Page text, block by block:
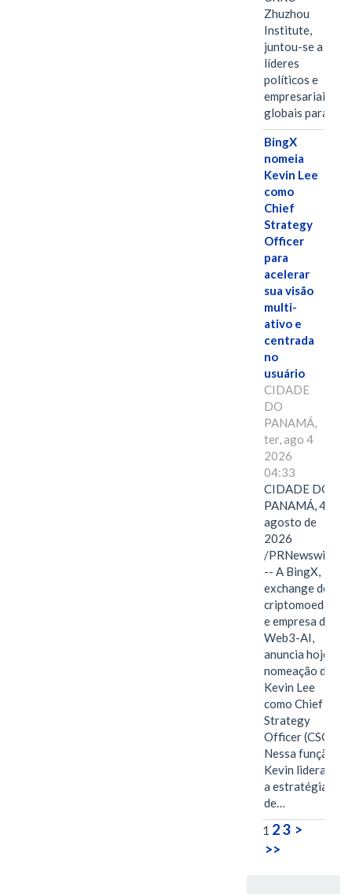
Zhuzhou
Institute,
juntou-se a
líderes
políticos e
empresariais
globais para…
BingX
nomeia
Kevin Lee
como
Chief
Strategy
Officer
para
acelerar
sua visão
multi-
ativo e
centrada
no
usuário
CIDADE
DO
PANAMÁ,
ter, ago 4
2026
04:33
CIDADE DO
PANAMÁ, 4 de
agosto de
2026
/PRNewswire/
-- A BingX,
exchange de
criptomoedas
e empresa de
Web3-AI,
anuncia hoje a
nomeação de
Kevin Lee
como Chief
Strategy
Officer (CSO).
Nessa função,
Kevin liderará
a estratégia
de…
1 23 >
>>